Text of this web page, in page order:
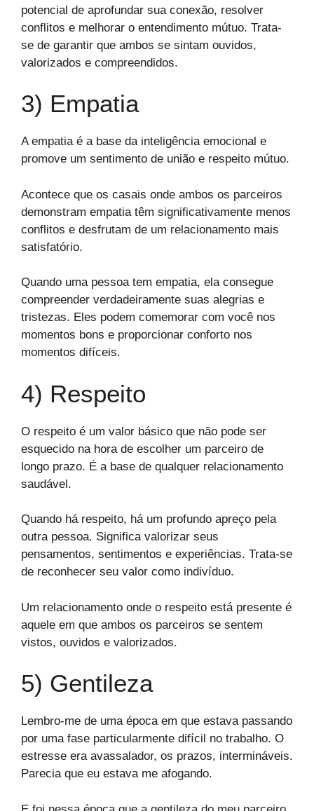
potencial de aprofundar sua conexão, resolver
conflitos e melhorar o entendimento mútuo. Trata-
se de garantir que ambos se sintam ouvidos,
valorizados e compreendidos.
3) Empatia
A empatia é a base da inteligência emocional e
promove um sentimento de união e respeito mútuo.
Acontece que os casais onde ambos os parceiros
demonstram empatia têm significativamente menos
conflitos e desfrutam de um relacionamento mais
satisfatório.
Quando uma pessoa tem empatia, ela consegue
compreender verdadeiramente suas alegrias e
tristezas. Eles podem comemorar com você nos
momentos bons e proporcionar conforto nos
momentos difíceis.
4) Respeito
O respeito é um valor básico que não pode ser
esquecido na hora de escolher um parceiro de
longo prazo. É a base de qualquer relacionamento
saudável.
Quando há respeito, há um profundo apreço pela
outra pessoa. Significa valorizar seus
pensamentos, sentimentos e experiências. Trata-se
de reconhecer seu valor como indivíduo.
Um relacionamento onde o respeito está presente é
aquele em que ambos os parceiros se sentem
vistos, ouvidos e valorizados.
5) Gentileza
Lembro-me de uma época em que estava passando
por uma fase particularmente difícil no trabalho. O
estresse era avassalador, os prazos, intermináveis.
Parecia que eu estava me afogando.